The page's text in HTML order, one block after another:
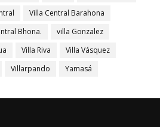
Villa Central Barahona
Bhona.
villa Gonzalez
Villa Riva
Villa Vásquez
Villarpando Yamasá